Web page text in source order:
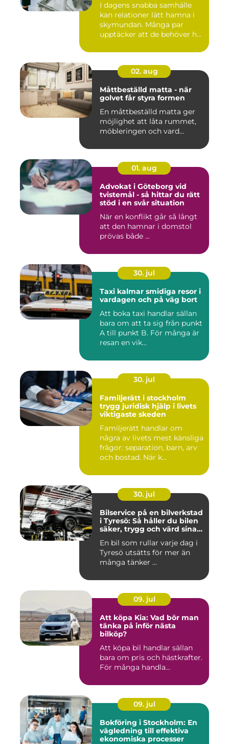
I dagens snabba samhälle
kan relationer lätt hamna i
skymundan. Många par
upptäcker att de behöver h...
02. aug
Måttbeställd matta - när
golvet får styra formen
En måttbeställd matta ger
möjlighet att låta rummet,
möbleringen och vard...
01. aug
Advokat i Göteborg vid
tvistemål - så hittar du rätt
stöd i en svår situation
När en konflikt går så långt
att den hamnar i domstol
prövas både ...
30. jul
Taxi kalmar smidiga resor i
vardagen och på väg bort
Att boka taxi handlar sällan
bara om att ta sig från punkt
A till punkt B. För många är
resan en vik...
30. jul
Familjerätt i stockholm
trygg juridisk hjälp i livets
viktigaste skeden
Familjerätt handlar om
några av livets mest känsliga
frågor: separation, barn, arv
och bostad. När k...
30. jul
Bilservice på en bilverkstad
i Tyresö: Så håller du bilen
säker, trygg och värd sina
En bil som rullar varje dag i
Tyresö utsätts för mer än
många tänker ...
09. jul
Att köpa Kia: Vad bör man
tänka på inför nästa
bilköp?
Att köpa bil handlar sällan
bara om pris och hästkrafter.
För många handla...
09. jul
Bokföring i Stockholm: En
vägledning till effektiva
ekonomiska processer